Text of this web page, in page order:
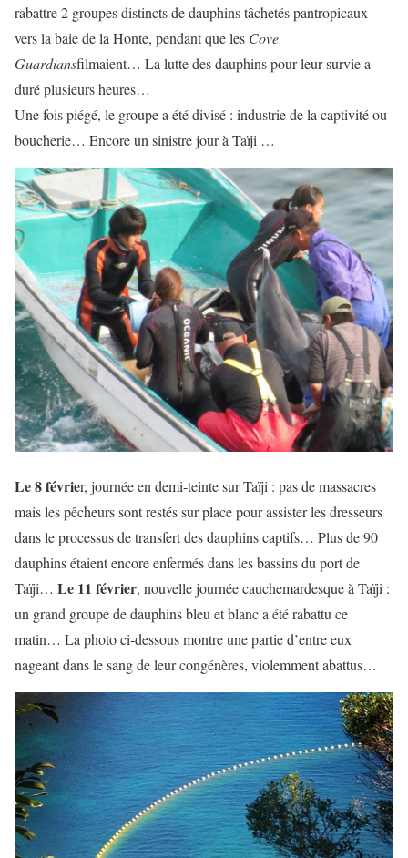
rabattre 2 groupes distincts de dauphins tâchetés pantropicaux
vers la baie de la Honte, pendant que les Cove
Guardiansfilmaient… La lutte des dauphins pour leur survie a
duré plusieurs heures…
Une fois piégé, le groupe a été divisé : industrie de la captivité ou
boucherie… Encore un sinistre jour à Taïji …
Le 8 février, journée en demi-teinte sur Taïji : pas de massacres
mais les pêcheurs sont restés sur place pour assister les dresseurs
dans le processus de transfert des dauphins captifs… Plus de 90
dauphins étaient encore enfermés dans les bassins du port de
Taïji… Le 11 février, nouvelle journée cauchemardesque à Taïji :
un grand groupe de dauphins bleu et blanc a été rabattu ce
matin… La photo ci-dessous montre une partie d’entre eux
nageant dans le sang de leur congénères, violemment abattus…